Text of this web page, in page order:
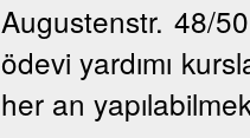
Augustenstr. 48/
ödevi yardımı
her an